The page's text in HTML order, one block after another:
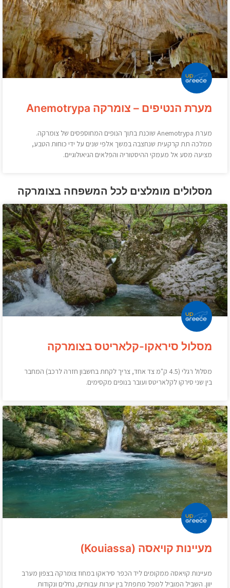
מערת הנטיפים – צומרקה Anemotrypa
מערת Anemotrypa שוכנת בתוך הנופים המחוספסים של צומרקה.
ממלכה תת קרקעית שנחצבה במשך אלפי שנים על ידי כוחות הטבע,
מציעה מסע אל מעמקי ההיסטוריה והפלאים הגיאולוגיים.
מסלולים מומלצים לכל המשפחה בצומרקה
מסלול סיראקו-קלאריטס בצומרקה
מסלול רגלי (4.5 ק"מ צד אחד, צריך לקחת בחשבון חזרה לרכב) המחבר
בין שני סירקו לקלאריטס ועובר בנופים מקסימים.
מעיינות קויאסה (Kouiassa)
מעיינות קויאסה ממקומים ליד הכפר סיראקו במחוז צומרקה בצפון מערב
יוון. השביל המוביל למפל מתפתל בין יערות עבותים, נחלים ונקודות